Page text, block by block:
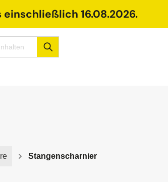
16.08.2026.
Stangenscharnier